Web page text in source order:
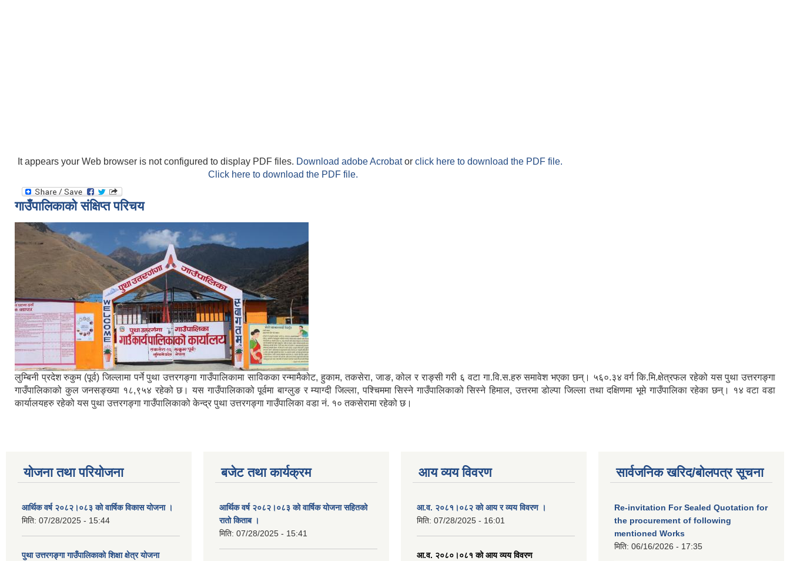
It appears your Web browser is not configured to display PDF files. Download adobe Acrobator click here to download the PDF file.
Click here to download the PDF file.
गाउँपालिकाको संक्षिप्त परिचय
लुम्बिनी प्रदेश रुकुम (पूर्व) जिल्लामा पर्ने पुथा उत्तरगङ्गा गाउँपालिकामा साविकका रन्मामैकोट, हुकाम, तकसेरा, जाङ, कोल र राङ्सी गरी ६ वटा गा.वि.स.हरु समावेश भएका छन्। ५६०.३४ वर्ग कि.मि.क्षेत्रफल रहेको यस पुथा उत्तरगङ्गा
गाउँपालिकाको कुल जनसङ्ख्या १८,९५४ रहेको छ। यस गाउँपालिकाको पूर्वमा बाग्लुङ र म्याग्दी जिल्ला, पश्चिममा सिस्ने गाउँपालिकाको सिस्ने हिमाल, उत्तरमा डोल्पा जिल्ला तथा दक्षिणमा भूमे गाउँपालिका रहेका छन्। १४ वटा वडा
कार्यालयहरु रहेको यस पुथा उत्तरगङ्गा गाउँपालिकाको केन्द्र पुथा उत्तरगङ्गा गाउँपालिका वडा नं. १० तकसेरामा रहेको छ।
योजना तथा परियोजना
आर्थिक वर्ष २०८२।०८३ को वार्षिक विकास योजना ।
मिति: 07/28/2025 - 15:44
पुथा उत्तरगङ्गा गाउँपालिकाको शिक्षा क्षेत्र योजना
बजेट तथा कार्यक्रम
आर्थिक वर्ष २०८२।०८३ को वार्षिक योजना सहितको
रातो किताब ।
मिति: 07/28/2025 - 15:41
आय व्यय विवरण
आ.व. २०८१।०८२ को आय र व्यय विवरण ।
मिति: 07/28/2025 - 16:01
आ.व. २०८०।०८१ को आय व्यय विवरण
सार्वजनिक खरिद/बोलपत्र सूचना
Re-invitation For Sealed Quotation for
the procurement of following
mentioned Works
मिति: 06/16/2026 - 17:35